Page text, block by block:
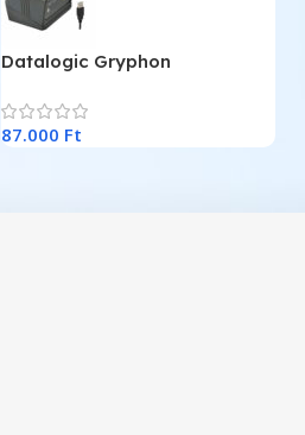
Datalogic Gryphon
87.000 Ft